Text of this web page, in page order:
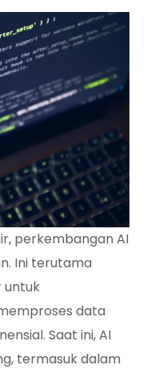
perkembangan AI
Ini terutama
untuk
data
Saat ini, AI
termasuk dalam